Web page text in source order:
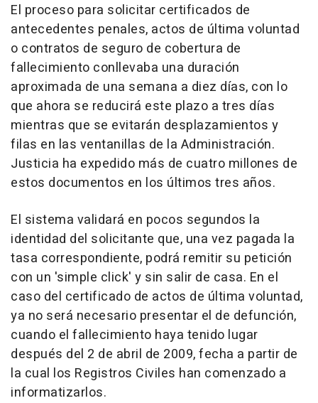
El proceso para solicitar certificados de
antecedentes penales, actos de última voluntad
o contratos de seguro de cobertura de
fallecimiento conllevaba una duración
aproximada de una semana a diez días, con lo
que ahora se reducirá este plazo a tres días
mientras que se evitarán desplazamientos y
filas en las ventanillas de la Administración.
Justicia ha expedido más de cuatro millones de
estos documentos en los últimos tres años.
El sistema validará en pocos segundos la
identidad del solicitante que, una vez pagada la
tasa correspondiente, podrá remitir su petición
con un 'simple click' y sin salir de casa. En el
caso del certificado de actos de última voluntad,
ya no será necesario presentar el de defunción,
cuando el fallecimiento haya tenido lugar
después del 2 de abril de 2009, fecha a partir de
la cual los Registros Civiles han comenzado a
informatizarlos.